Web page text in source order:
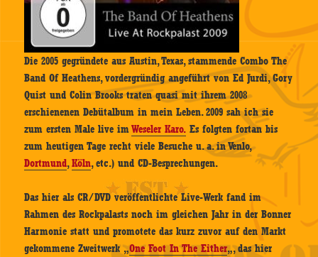
Die 2005 gegründete aus Austin, Texas, stammende Combo The
Band Of Heathens, vordergründig angeführt von Ed Jurdi, Gory
Quist und Colin Brooks traten quasi mit ihrem 2008
erschienenen Debütalbum in mein Leben. 2009 sah ich sie
zum ersten Male live imWeseler Karo. Es folgten fortan bis
zum heutigen Tage recht viele Besuche u. a. in Venlo,
Dortmund,Köln, etc.) und CD-Besprechungen.
Das hier als CR/DVD veröffentlichte Live-Werk fand im
Rahmen des Rockpalasts noch im gleichen Jahr in der Bonner
Harmonie statt und promotete das kurz zuvor auf den Markt
gekommene Zweitwerk „One Foot In The Either„, das hier